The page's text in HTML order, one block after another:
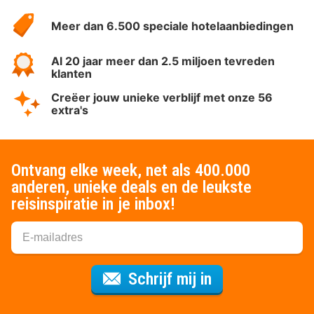
HotelSpecials
Meer dan 6.500 speciale hotelaanbiedingen
Al 20 jaar meer dan 2.5 miljoen tevreden
klanten
Creëer jouw unieke verblijf met onze 56
extra's
Ontvang elke week, net als 400.000
anderen, unieke deals en de leukste
reisinspiratie in je inbox!
Schrijf mij in